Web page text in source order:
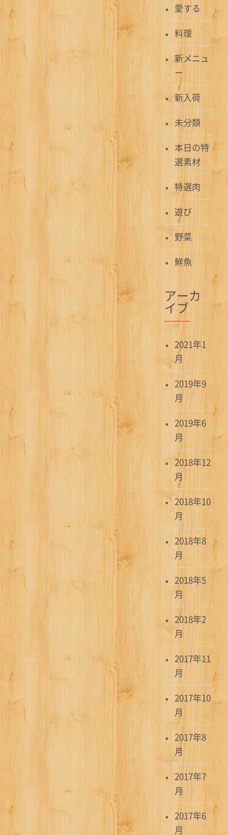
愛する
料理
新メニュ
ー
新入荷
未分類
本日の特
選素材
特選肉
遊び
野菜
鮮魚
アーカ
イブ
2021年1
月
2019年9
月
2019年6
月
2018年12
月
2018年10
月
2018年8
月
2018年5
月
2018年2
月
2017年11
月
2017年10
月
2017年8
月
2017年7
月
2017年6
月